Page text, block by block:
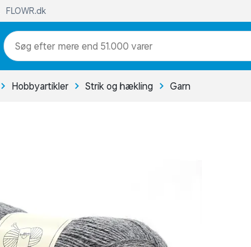
FLOWR.dk
mere end 51.000 varer
Hobbyartikler Strik og hækling Garn